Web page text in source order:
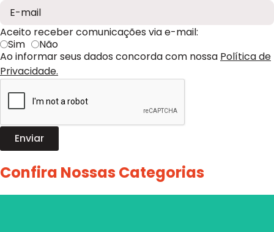
Aceito receber comunicações via e-mail:
Sim
Não
Ao informar seus dados concorda com nossa Política de
Privacidade.
Enviar
Confira Nossas Categorias